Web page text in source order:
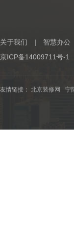
关于我们 | 智慧办公
京ICP备14009711号-1
友情链接： 北京装修网 宁